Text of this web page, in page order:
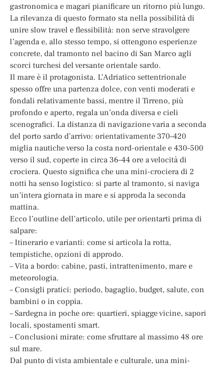
gastronomica e magari pianificare un ritorno più lungo.
La rilevanza di questo formato sta nella possibilità di
unire slow travel e flessibilità: non serve stravolgere
l’agenda e, allo stesso tempo, si ottengono esperienze
concrete, dal tramonto nel bacino di San Marco agli
scorci turchesi del versante orientale sardo.
Il mare è il protagonista. L’Adriatico settentrionale
spesso offre una partenza dolce, con venti moderati e
fondali relativamente bassi, mentre il Tirreno, più
profondo e aperto, regala un’onda diversa e cieli
scenografici. La distanza di navigazione varia a seconda
del porto sardo d’arrivo: orientativamente 370–420
miglia nautiche verso la costa nord-orientale e 430–500
verso il sud, coperte in circa 36–44 ore a velocità di
crociera. Questo significa che una mini-crociera di 2
notti ha senso logistico: si parte al tramonto, si naviga
un’intera giornata in mare e si approda la seconda
mattina.
Ecco l’outline dell’articolo, utile per orientarti prima di
salpare:
– Itinerario e varianti: come si articola la rotta,
tempistiche, opzioni di approdo.
– Vita a bordo: cabine, pasti, intrattenimento, mare e
meteorologia.
– Consigli pratici: periodo, bagaglio, budget, salute, con
bambini o in coppia.
– Sardegna in poche ore: quartieri, spiagge vicine, sapori
locali, spostamenti smart.
– Conclusioni mirate: come sfruttare al massimo 48 ore
sul mare.
Dal punto di vista ambientale e culturale, una mini-